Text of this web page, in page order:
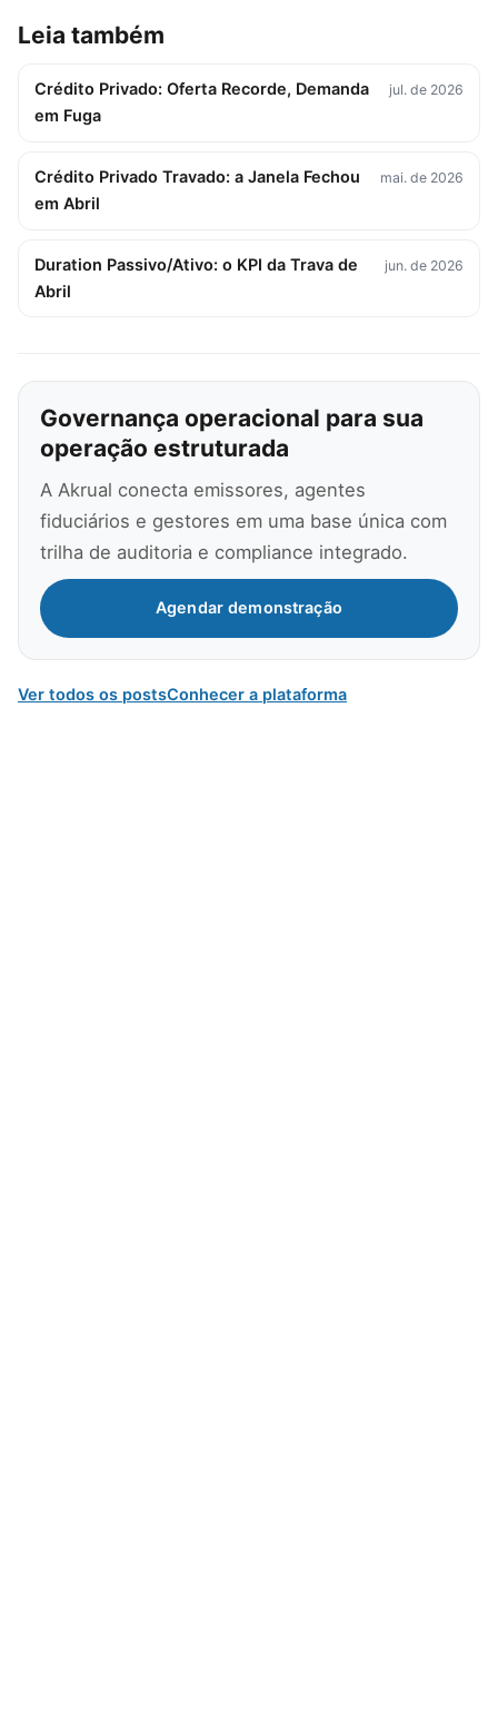
Leia também
Crédito Privado: Oferta Recorde, Demanda
em Fuga
jul. de 2026
Crédito Privado Travado: a Janela Fechou
em Abril
mai. de 2026
Duration Passivo/Ativo: o KPI da Trava de
Abril
jun. de 2026
Governança operacional para sua
operação estruturada
A Akrual conecta emissores, agentes
fiduciários e gestores em uma base única com
trilha de auditoria e compliance integrado.
Agendar demonstração
Ver todos os postsConhecer a plataforma